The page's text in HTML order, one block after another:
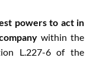
powers to act in
within the
L.227-6 of the